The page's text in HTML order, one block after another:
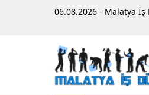
06.08.2026 - Malatya